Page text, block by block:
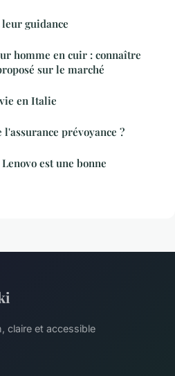
guidance
homme en cuir : connaître
sur le marché
en Italie
prévoyance ?
est une bonne
claire et accessible